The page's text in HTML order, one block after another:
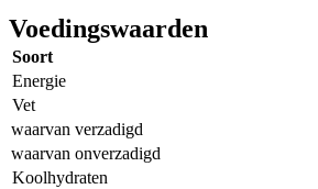
Voedingswaarden
Soort
Energie
Vet
waarvan verzadigd
waarvan onverzadigd
Koolhydraten